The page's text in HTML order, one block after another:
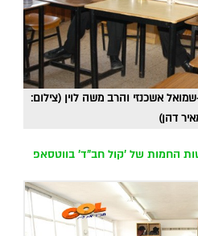
אשכנזי והרב משה לוין (צילום:
דהן)
החמות של 'קול חב"ד' בווטסאפ